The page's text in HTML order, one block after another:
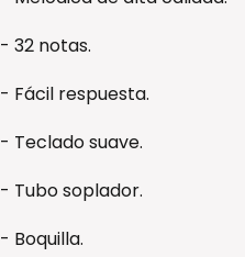
- 32 notas.
- Fácil respuesta.
- Teclado suave.
- Tubo soplador.
- Boquilla.